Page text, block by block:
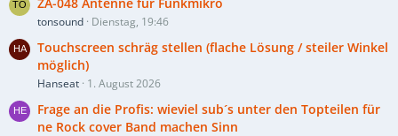
tonsound Dienstag, 19:46
Touchscreen schräg stellen (flache Lösung / steiler Winkel
möglich)
Hanseat 1. August 2026
Frage an die Profis: wieviel sub´s unter den Topteilen für
ne Rock cover Band machen Sinn